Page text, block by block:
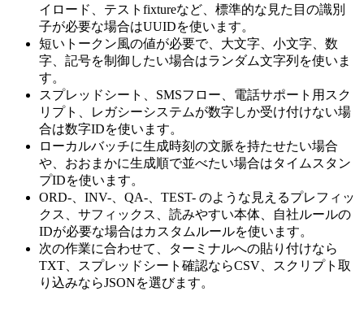
イロード、テストfixtureなど、標準的な見た目の識別
子が必要な場合はUUIDを使います。
短いトークン風の値が必要で、大文字、小文字、数
字、記号を制御したい場合はランダム文字列を使いま
す。
スプレッドシート、SMSフロー、電話サポート用スク
リプト、レガシーシステムが数字しか受け付けない場
合は数字IDを使います。
ローカルバッチに生成時刻の文脈を持たせたい場合
や、おおまかに生成順で並べたい場合はタイムスタン
プIDを使います。
ORD-、INV-、QA-、TEST- のような見えるプレフィッ
クス、サフィックス、読みやすい本体、自社ルールの
IDが必要な場合はカスタムルールを使います。
次の作業に合わせて、ターミナルへの貼り付けなら
TXT、スプレッドシート確認ならCSV、スクリプト取
り込みならJSONを選びます。